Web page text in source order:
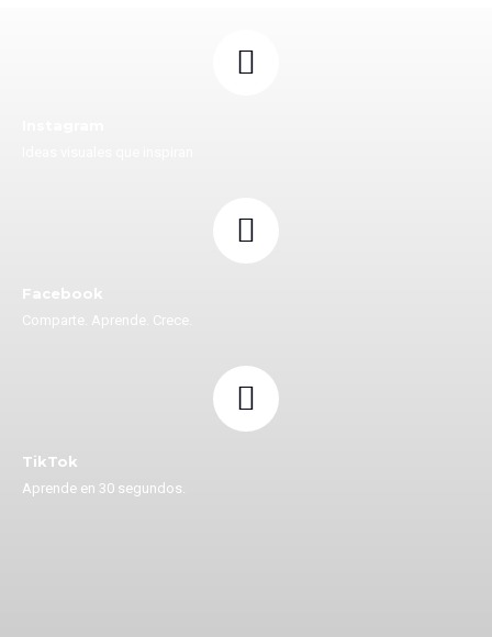
Facebook
Comparte. Aprende. Crece.
TikTok
Aprende en 30 segundos.